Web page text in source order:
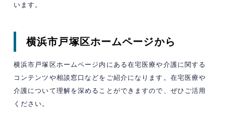
います。​
横浜市戸塚区ホームページから
横浜市戸塚区ホームページ内にある在宅医療や介護に関する
コンテンツや相談窓口などをご紹介になります。在宅医療や
介護について理解を深めることができますので、ぜひご活用
ください。